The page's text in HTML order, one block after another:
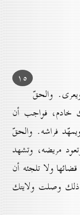
۱٥
والحقّ
خادم، فواجب أن
فراشه. والحقّ
مريضه، وتشهد
ولا تلجئه أن
ذلك وصلت ولايتك